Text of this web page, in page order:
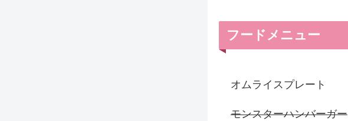
フードメニュー
オムライスプレート
モンスターハンバーガー